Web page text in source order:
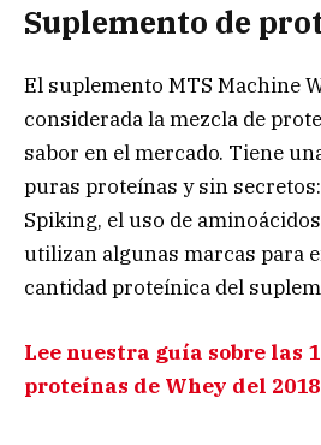
Suplemento de
El suplemento MTS Machine
considerada la mezcla de
sabor en el mercado. Tiene
puras proteínas y sin
Spiking, el uso de
utilizan algunas marcas para
cantidad proteínica del
Lee nuestra guía sobre las
proteínas de Whey del 2018